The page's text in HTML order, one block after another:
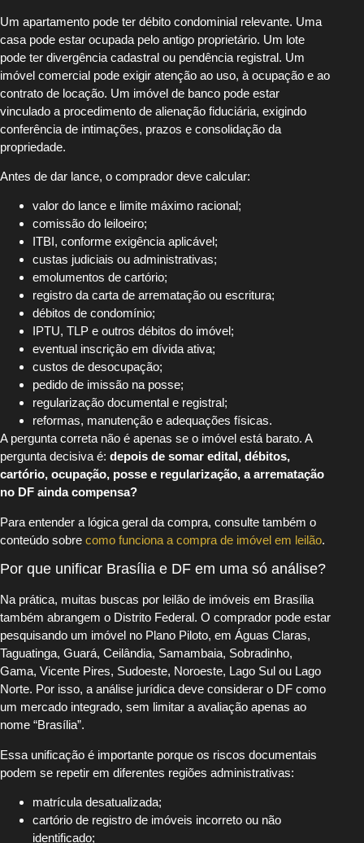
Um apartamento pode ter débito condominial relevante. Uma
casa pode estar ocupada pelo antigo proprietário. Um lote
pode ter divergência cadastral ou pendência registral. Um
imóvel comercial pode exigir atenção ao uso, à ocupação e ao
contrato de locação. Um imóvel de banco pode estar
vinculado a procedimento de alienação fiduciária, exigindo
conferência de intimações, prazos e consolidação da
propriedade.
Antes de dar lance, o comprador deve calcular:
valor do lance e limite máximo racional;
comissão do leiloeiro;
ITBI, conforme exigência aplicável;
custas judiciais ou administrativas;
emolumentos de cartório;
registro da carta de arrematação ou escritura;
débitos de condomínio;
IPTU, TLP e outros débitos do imóvel;
eventual inscrição em dívida ativa;
custos de desocupação;
pedido de imissão na posse;
regularização documental e registral;
reformas, manutenção e adequações físicas.
A pergunta correta não é apenas se o imóvel está barato. A
pergunta decisiva é: depois de somar edital, débitos,
cartório, ocupação, posse e regularização, a arrematação
no DF ainda compensa?
Para entender a lógica geral da compra, consulte também o
conteúdo sobre como funciona a compra de imóvel em leilão.
Por que unificar Brasília e DF em uma só análise?
Na prática, muitas buscas por leilão de imóveis em Brasília
também abrangem o Distrito Federal. O comprador pode estar
pesquisando um imóvel no Plano Piloto, em Águas Claras,
Taguatinga, Guará, Ceilândia, Samambaia, Sobradinho,
Gama, Vicente Pires, Sudoeste, Noroeste, Lago Sul ou Lago
Norte. Por isso, a análise jurídica deve considerar o DF como
um mercado integrado, sem limitar a avaliação apenas ao
nome “Brasília”.
Essa unificação é importante porque os riscos documentais
podem se repetir em diferentes regiões administrativas:
matrícula desatualizada;
cartório de registro de imóveis incorreto ou não
identificado;